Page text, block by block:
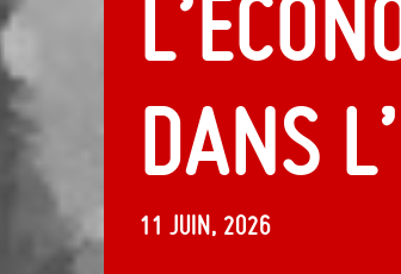
dans
11 juin, 2026